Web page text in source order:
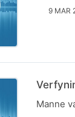
9 MAR
Manne